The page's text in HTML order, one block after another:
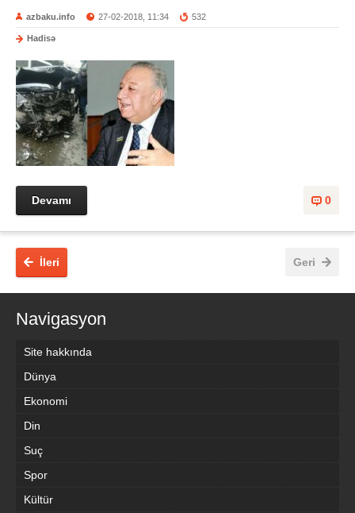
azbaku.info 27-02-2018, 11:34 532
Hadisə
0
Devamı
Geri
İleri
Navigasyon
Site hakkında
Dünya
Ekonomi
Din
Suç
Spor
Kültür